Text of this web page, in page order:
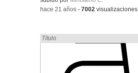
-hace 21 años -7002 visualizaciones
Encontrado «plancha» en:
Título